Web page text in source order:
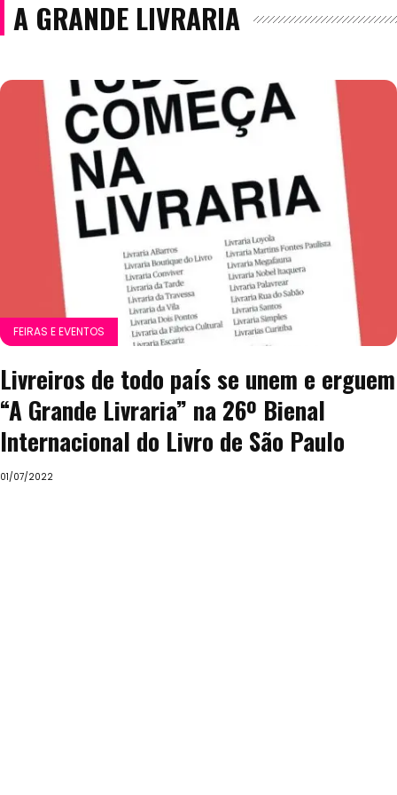
A GRANDE LIVRARIA
FEIRAS E EVENTOS
Livreiros de todo país se unem e erguem
“A Grande Livraria” na 26º Bienal
Internacional do Livro de São Paulo
01/07/2022